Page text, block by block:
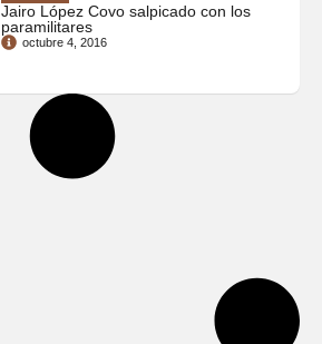
Jairo López Covo salpicado con los
paramilitares
octubre 4, 2016